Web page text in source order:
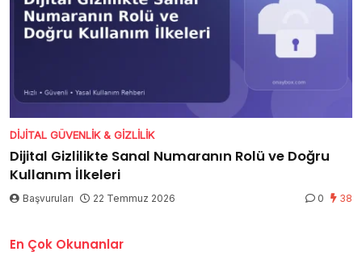
DIJITAL GÜVENLIK & GIZLILIK
Dijital Gizlilikte Sanal Numaranın Rolü ve Doğru
Kullanım İlkeleri
Başvuruları 22 Temmuz 2026 0 38
En Çok Okunanlar